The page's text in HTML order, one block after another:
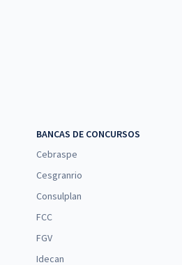
BANCAS DE CONCURSOS
Cebraspe
Cesgranrio
Consulplan
FCC
FGV
Idecan